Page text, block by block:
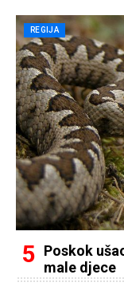
REGIJA
Poskok
male djece